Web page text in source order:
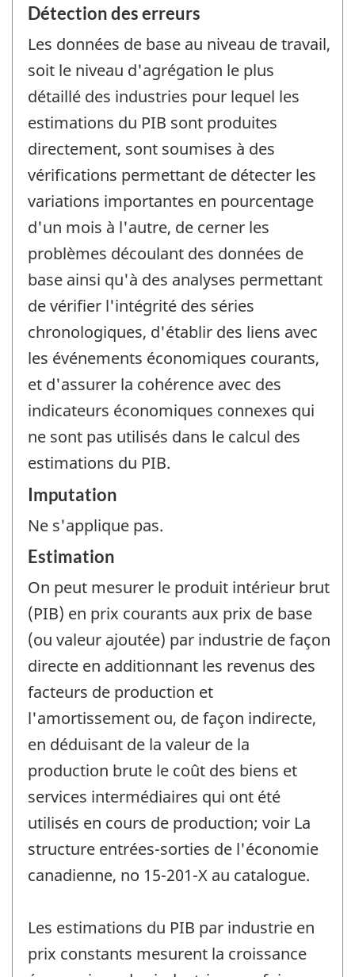
Détection des erreurs
Les données de base au niveau de travail,
soit le niveau d'agrégation le plus
détaillé des industries pour lequel les
estimations du PIB sont produites
directement, sont soumises à des
vérifications permettant de détecter les
variations importantes en pourcentage
d'un mois à l'autre, de cerner les
problèmes découlant des données de
base ainsi qu'à des analyses permettant
de vérifier l'intégrité des séries
chronologiques, d'établir des liens avec
les événements économiques courants,
et d'assurer la cohérence avec des
indicateurs économiques connexes qui
ne sont pas utilisés dans le calcul des
estimations du PIB.
Imputation
Ne s'applique pas.
Estimation
On peut mesurer le produit intérieur brut
(PIB) en prix courants aux prix de base
(ou valeur ajoutée) par industrie de façon
directe en additionnant les revenus des
facteurs de production et
l'amortissement ou, de façon indirecte,
en déduisant de la valeur de la
production brute le coût des biens et
services intermédiaires qui ont été
utilisés en cours de production; voir La
structure entrées-sorties de l'économie
canadienne, no 15-201-X au catalogue.
Les estimations du PIB par industrie en
prix constants mesurent la croissance